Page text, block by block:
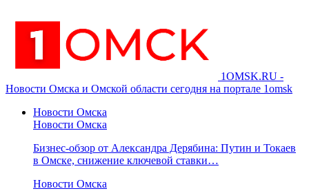
1OMSK.RU -
Новости Омска и Омской области сегодня на портале 1omsk
Новости Омска
Новости Омска
Бизнес-обзор от Александра Дерябина: Путин и Токаев
в Омске, снижение ключевой ставки…
Новости Омска